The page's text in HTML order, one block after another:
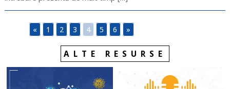
« 1 2 3 4 5 6 »
ALTE RESURSE